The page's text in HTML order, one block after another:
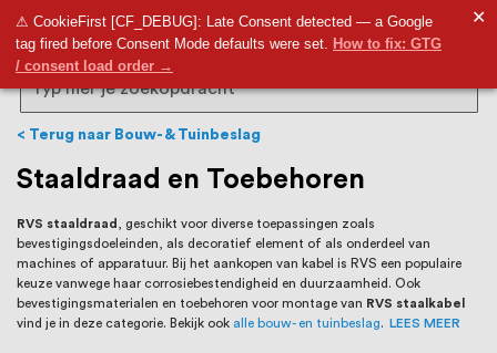
9,5
⚠ CookieFirst [CF_DEBUG]: Late Consent detected — a Google
tag fired before Consent Mode defaults were set. How to fix: GTG
/ consent load order →
✕
RVS Land is een écht familiebedrijf met
bijna 20 jaar ervaring in RVS producten
voor binnen- en buitenhuis, waaronder
trapleuningen, deurbeslag,
ventilatieroosters en bouwbeslag. In onze
webshop vind je het grootste assortiment
van Nederland en België, met meer dan
100.000 hoogwaardige RVS artikelen
direct uit voorraad leverbaar. Wij hebben
Search
Terug naar Bouw- & Tuinbeslag
Staaldraad en Toebehoren
RVS staaldraad
, geschikt voor diverse toepassingen zoals
bevestigingsdoeleinden, als decoratief element of als onderdeel van
machines of apparatuur. Bij het aankopen van kabel is RVS een populaire
keuze vanwege haar corrosiebestendigheid en duurzaamheid. Ook
bevestigingsmaterialen en toebehoren voor montage van RVS staalkabel
vind je in deze categorie. Bekijk ook alle bouw- en tuinbeslag. LEES MEER